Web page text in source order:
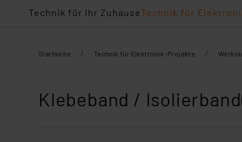
Technik für Ihr ZuhauseTechnik für
Startseite / Technik für Elektronik-Projekte /
Klebeband / Isolierband